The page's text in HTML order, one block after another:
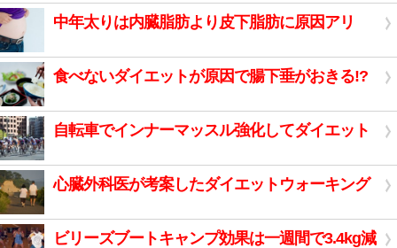
中年太りは内臓脂肪より皮下脂肪に原因アリ
食べないダイエットが原因で腸下垂がおきる!?
自転車でインナーマッスル強化してダイエット
心臓外科医が考案したダイエットウォーキング
ビリーズブートキャンプ効果は一週間で3.4kg減